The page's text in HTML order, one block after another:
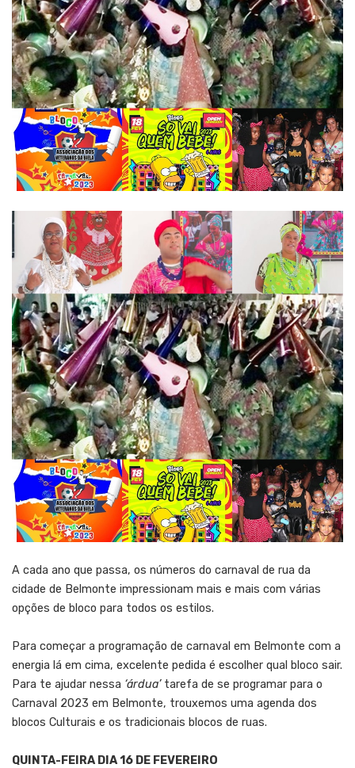
A cada ano que passa, os números do carnaval de rua da
cidade de Belmonte impressionam mais e mais com várias
opções de bloco para todos os estilos.
Para começar a programação de carnaval em Belmonte com a
energia lá em cima, excelente pedida é escolher qual bloco sair.
Para te ajudar nessa ‘árdua’tarefa de se programar para o
Carnaval 2023 em Belmonte, trouxemos uma agenda dos
blocos Culturais e os tradicionais blocos de ruas.
QUINTA-FEIRA DIA 16 DE FEVEREIRO